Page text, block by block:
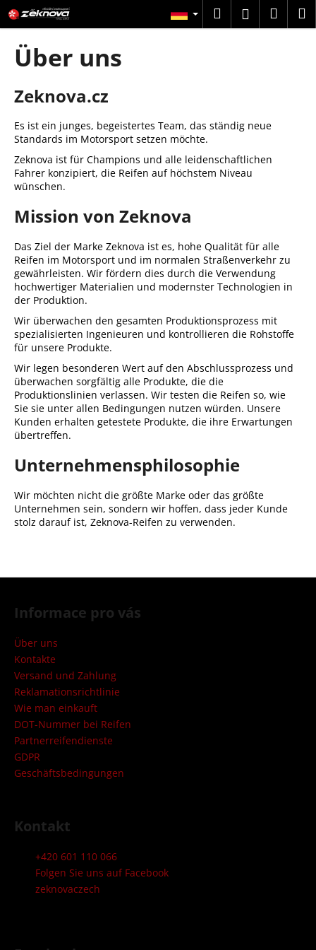
Zum
Inhalt
springen
SuchenLogin
Über uns
Zeknova.cz
Es ist ein junges, begeistertes Team, das ständig neue
Standards im Motorsport setzen möchte.
Zeknova ist für Champions und alle leidenschaftlichen
Fahrer konzipiert, die Reifen auf höchstem Niveau
wünschen.
Mission von Zeknova
Das Ziel der Marke Zeknova ist es, hohe Qualität für alle
Reifen im Motorsport und im normalen Straßenverkehr zu
gewährleisten. Wir fördern dies durch die Verwendung
hochwertiger Materialien und modernster Technologien in
der Produktion.
Wir überwachen den gesamten Produktionsprozess mit
spezialisierten Ingenieuren und kontrollieren die Rohstoffe
für unsere Produkte.
Wir legen besonderen Wert auf den Abschlussprozess und
überwachen sorgfältig alle Produkte, die die
Produktionslinien verlassen. Wir testen die Reifen so, wie
Sie sie unter allen Bedingungen nutzen würden. Unsere
Kunden erhalten getestete Produkte, die ihre Erwartungen
übertreffen.
Unternehmensphilosophie
Wir möchten nicht die größte Marke oder das größte
Unternehmen sein, sondern wir hoffen, dass jeder Kunde
stolz darauf ist, Zeknova-Reifen zu verwenden.
W
a
a
s
u
c
h
e
n
S
i
e
?
SUCHEN
W
r
m
p
f
l
nInformace pro vás
Über uns
Kontakte
Versand und Zahlung
Reklamationsrichtlinie
Wie man einkauft
DOT-Nummer bei Reifen
Partnerreifendienste
GDPR
Geschäftsbedingungen
Kontakt
+420 601 110 066
Folgen Sie uns auf Facebook
zeknovaczech